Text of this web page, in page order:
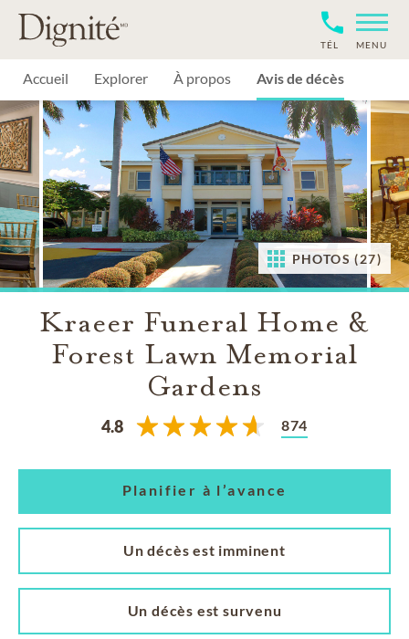
MENU
TÉL
Accueil Explorer À propos Avis de décès
PHOTOS (27)
Kraeer Funeral Home &
Forest Lawn Memorial
Gardens
4.8 874
Planifier à l’avance
Un décès est imminent
Un décès est survenu